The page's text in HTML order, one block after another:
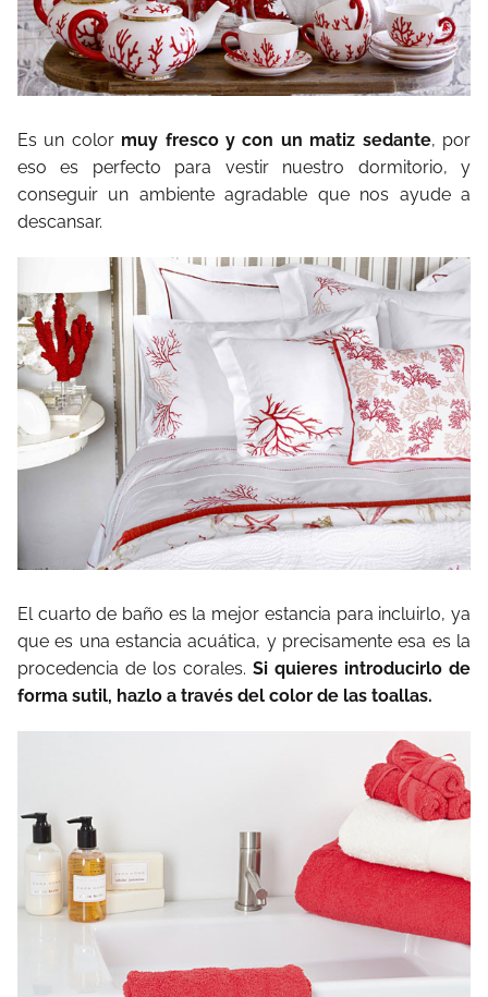
Es un color muy fresco y con un matiz sedante, por
eso es perfecto para vestir nuestro dormitorio, y
conseguir un ambiente agradable que nos ayude a
descansar.
El cuarto de baño es la mejor estancia para incluirlo, ya
que es una estancia acuática, y precisamente esa es la
procedencia de los corales. Si quieres introducirlo de
forma sutil, hazlo a través del color de las toallas.